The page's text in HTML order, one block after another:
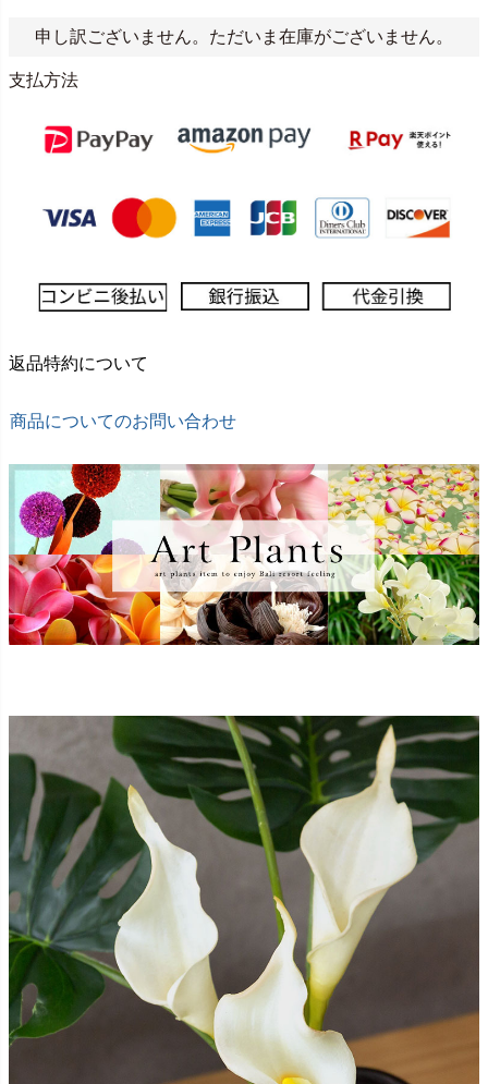
申し訳ございません。ただいま在庫がございません。
支払方法
返品特約について
商品についてのお問い合わせ